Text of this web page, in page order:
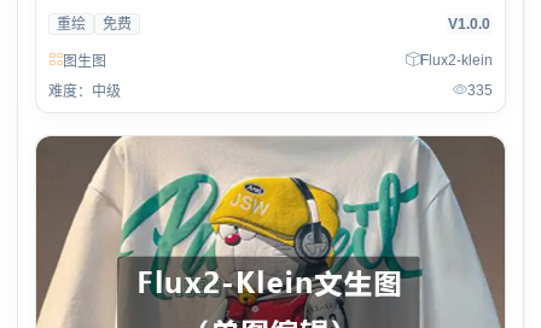
重绘 免费 V1.0.0
图生图
Flux2-klein
难度：中级
335